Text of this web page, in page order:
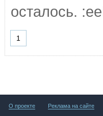
осталось.
1
О проекте Реклама на сайте